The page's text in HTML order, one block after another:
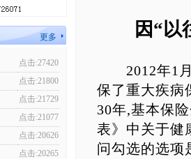
更多
点击:27420
点击:21800
点击:21729
点击:21077
点击:20626
点击:20265
因“以往
2012年1月,
保了重大疾病
30年,基本保
表》中关于健
问勾选的选项